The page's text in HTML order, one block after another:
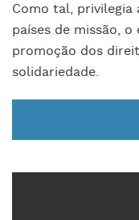
Como tal, privilegia
países de missão,
promoção dos
solidariedade.